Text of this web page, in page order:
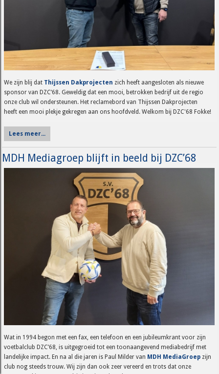
We zijn blij dat Thijssen Dakprojecten zich heeft aangesloten als nieuwe
sponsor van DZC’68. Geweldig dat een mooi, betrokken bedrijf uit de regio
onze club wil ondersteunen. Het reclamebord van Thijssen Dakprojecten
heeft een mooi plekje gekregen aan ons hoofdveld. Welkom bij DZC'68 Fokke!
Lees meer...
MDH Mediagroep blijft in beeld bij DZC’68
Wat in 1994 begon met een fax, een telefoon en een jubileumkrant voor zijn
voetbalclub DZC’68, is uitgegroeid tot een toonaangevend mediabedrijf met
landelijke impact. En na al die jaren is Paul Milder van MDH MediaGroep zijn
club nog steeds trouw. Wij zijn dan ook zeer vereerd en trots dat onze